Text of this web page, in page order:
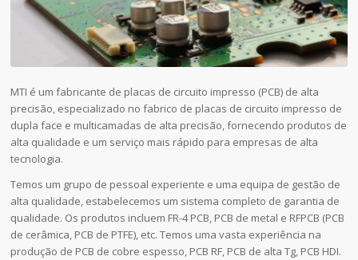
MTI é um fabricante de placas de circuito impresso (PCB) de alta
precisão, especializado no fabrico de placas de circuito impresso de
dupla face e multicamadas de alta precisão, fornecendo produtos de
alta qualidade e um serviço mais rápido para empresas de alta
tecnologia.
Temos um grupo de pessoal experiente e uma equipa de gestão de
alta qualidade, estabelecemos um sistema completo de garantia de
qualidade. Os produtos incluem FR-4 PCB, PCB de metal e RFPCB (PCB
de cerâmica, PCB de PTFE), etc. Temos uma vasta experiência na
produção de PCB de cobre espesso, PCB RF, PCB de alta Tg, PCB HDI.